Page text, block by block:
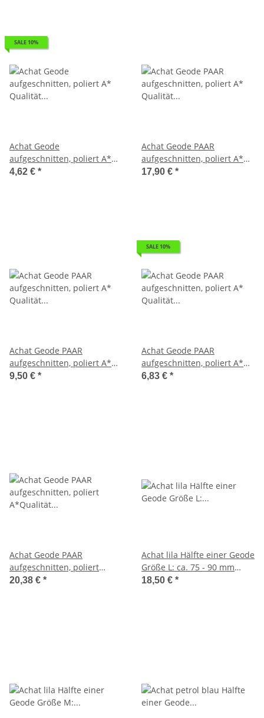
SALE 10%
Achat Geode
aufgeschnitten, poliert A*
Qualität Größe *S* ca. 30 -
4,62 € *
Achat Geode PAAR
aufgeschnitten, poliert A*
Qualität Größe *M* ca. 40 -
17,90 € *
Achat Geode PAAR
aufgeschnitten, poliert A*
Qualität Größe *S* ca. 30 -
9,50 € *
SALE 10%
Achat Geode PAAR
aufgeschnitten, poliert A*
Qualität Größe *XS ca. 20 -
6,83 € *
Achat Geode PAAR
aufgeschnitten, poliert
A*Qualität Größe L ca. 50 -
20,38 € *
Achat lila Hälfte einer Geode
Größe L: ca. 75 - 90 mm
aufgeschnitten, poliert und
18,50 € *